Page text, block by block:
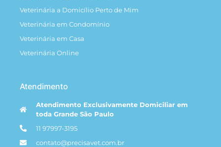
Veterinária a Domicílio Perto de Mim
Veterinária em Condomínio
Veterinária em Casa
Veterinária Online
Atendimento
Atendimento Exclusivamente Domiciliar em
toda Grande São Paulo
11 97997-3195
contato@precisavet.com.br